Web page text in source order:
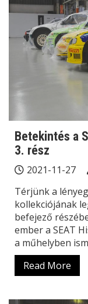
Betekintés a
3. rész
2021-11-27
Térjünk a
kollekciójának
befejező
ember a SEAT
a műhelyben
Read More